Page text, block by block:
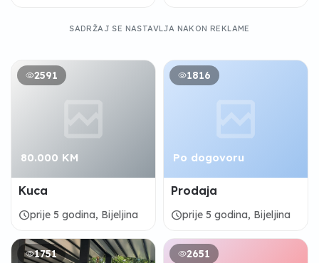
SADRŽAJ SE NASTAVLJA NAKON REKLAME
2591
80.000 KM
Kuca
scheduleprije 5 godina, Bijeljina
1816
Po dogovoru
Prodaja
scheduleprije 5 godina, Bijeljina
1751 2651